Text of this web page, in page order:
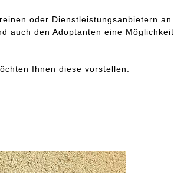
oder Dienstleistungsanbietern an.
auch den Adoptanten eine Möglichkeit
Ihnen diese vorstellen.